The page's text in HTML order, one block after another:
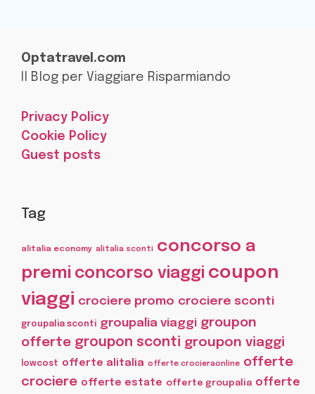
Optatravel.com
Il Blog per Viaggiare Risparmiando
Privacy Policy
Cookie Policy
Guest posts
Tag
alitalia economy alitalia sconti concorso a
premi concorso viaggi coupon
viaggi crociere promo crociere sconti
groupalia sconti groupalia viaggi groupon
offerte groupon sconti groupon viaggi
lowcost offerte alitalia offerte crocieraonline offerte
crociere offerte estate offerte groupalia offerte